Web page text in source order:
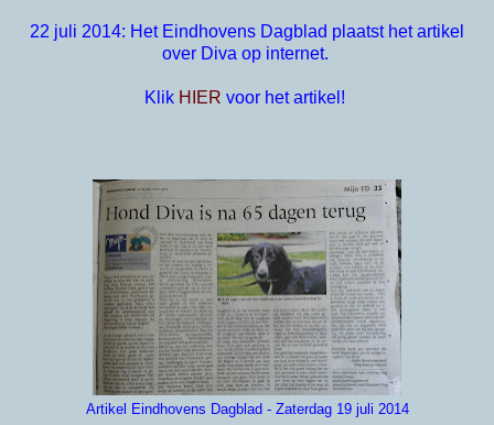
22 juli 2014: Het Eindhovens Dagblad plaatst het artikel
over Diva op internet.
Klik HIER voor het artikel!
Artikel Eindhovens Dagblad - Zaterdag 19 juli 2014